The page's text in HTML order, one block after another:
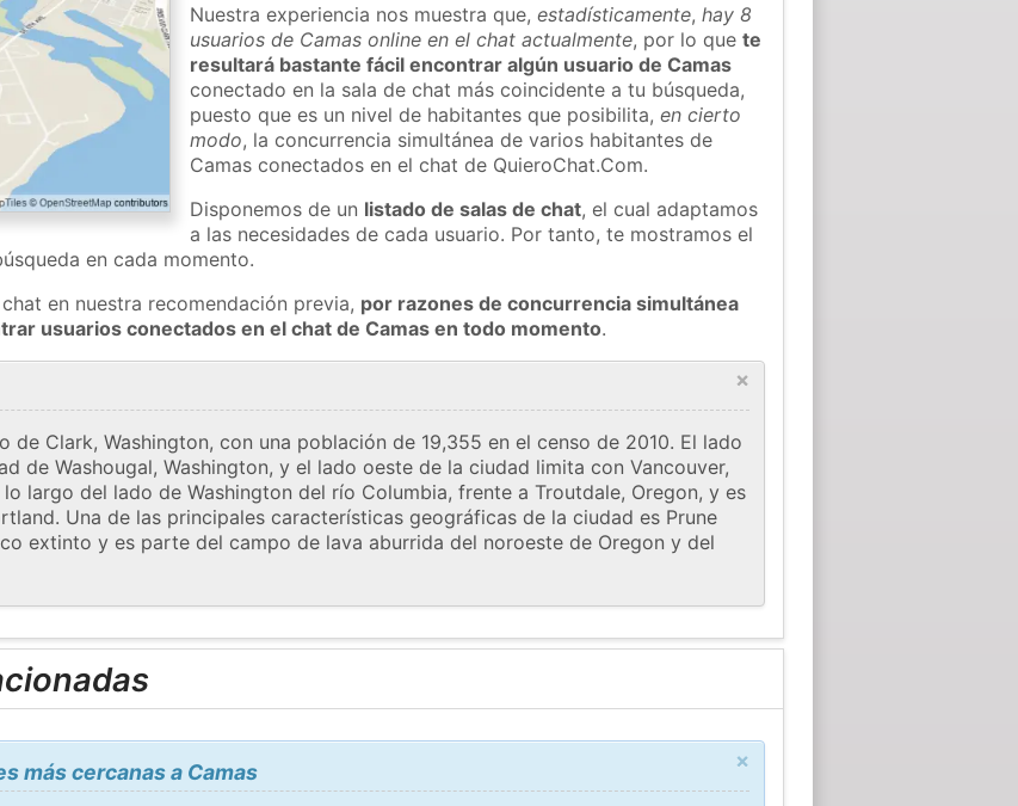
Nuestra experiencia nos muestra que,estadísticamente,hay 8
usuarios de Camas online en el chat actualmente, por lo quete
resultará bastante fácil encontrar algún usuario de Camas
conectado en la sala de chat más coincidente a tu búsqueda,
puesto que es un nivel de habitantes que posibilita,en cierto
modo, la concurrencia simultánea de varios habitantes de
Camas conectados en el chat de QuieroChat.Com.
Disponemos de un listado de salas de chat, el cual adaptamos
a las necesidades de cada usuario. Por tanto, te mostramos el
en cada momento.
en nuestra recomendación previa, por razones de concurrencia simultánea
usuarios conectados en el chat de Camas en todo momento.
×
de Clark, Washington, con una población de 19,355 en el censo de 2010. El lado
de Washougal, Washington, y el lado oeste de la ciudad limita con Vancouver,
largo del lado de Washington del río Columbia, frente a Troutdale, Oregon, y es
Una de las principales características geográficas de la ciudad es Prune
extinto y es parte del campo de lava aburrida del noroeste de Oregon y del
×
más cercanas a Camas